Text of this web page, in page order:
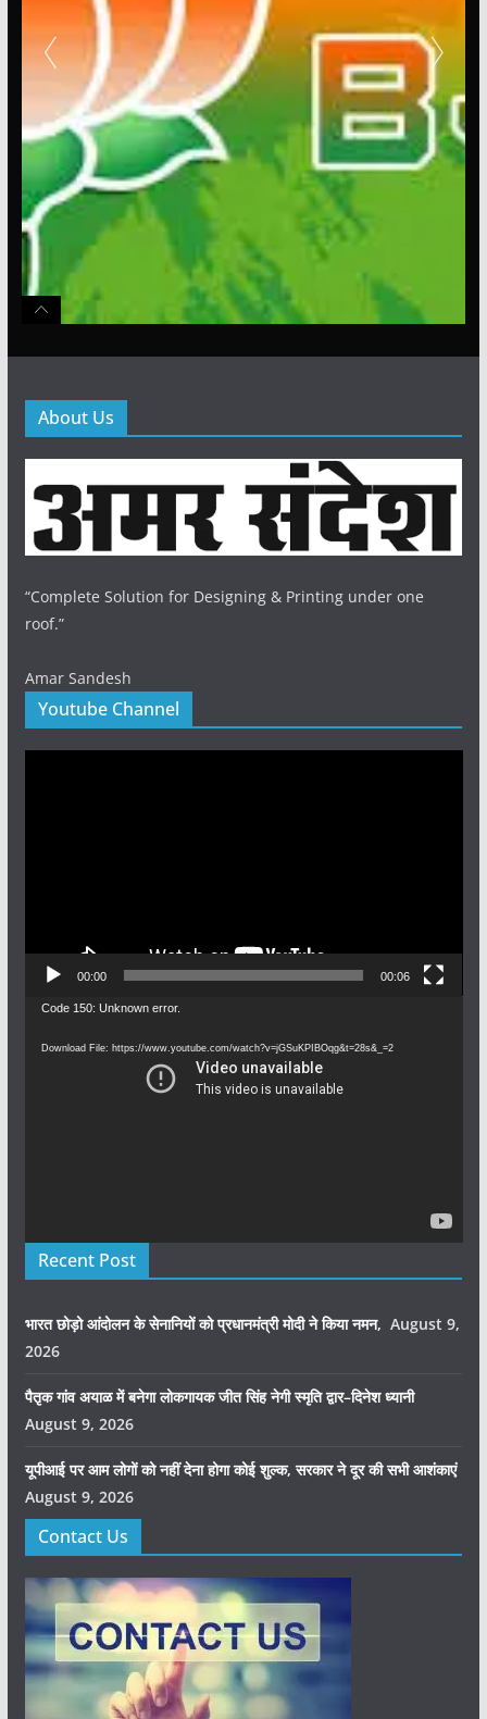
About Us
“Complete Solution for Designing & Printing under one
roof.”
Amar Sandesh
Youtube Channel
00:00 00:06
Video
Code 150: Unknown error.
Download File: https://www.youtube.com/watch?v=jGSuKPIBOqg&t=28s&_=2
Recent Post
भारत छोड़ो आंदोलन के सेनानियों को प्रधानमंत्री मोदी ने किया नमन, August 9,
2026
पैतृक गांव अयाळ में बनेगा लोकगायक जीत सिंह नेगी स्मृति द्वार–दिनेश ध्यानी
August 9, 2026
यूपीआई पर आम लोगों को नहीं देना होगा कोई शुल्क, सरकार ने दूर की सभी आशंकाएं
August 9, 2026
Contact Us